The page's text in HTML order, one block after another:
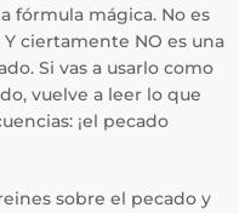
fórmula mágica. No es
ciertamente NO es una
Si vas a usarlo como
vuelve a leer lo que
¡el pecado
sobre el pecado y